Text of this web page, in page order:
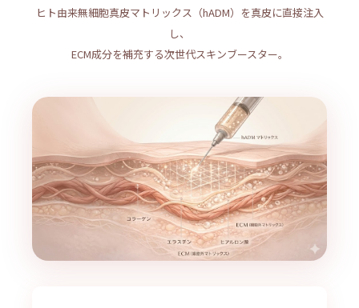
ヒト由来無細胞真皮マトリックス（hADM）を真皮に直接注入
し、
ECM成分を補充する次世代スキンブースター。